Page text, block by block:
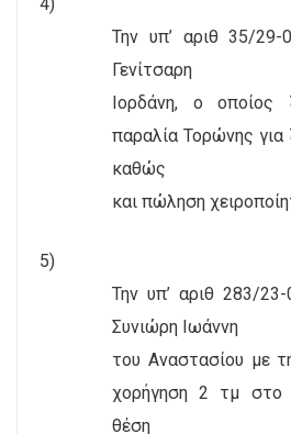
Την υπ’ αριθ 35/29-
Γενίτσαρη
Ιορδάνη, ο
παραλία Τορώνης
καθώς
και πώληση
5)
Την υπ’ αριθ 283/
Συνιώρη Ιωάννη
του Αναστασίου με
χορήγηση 2 τμ στο
θέση